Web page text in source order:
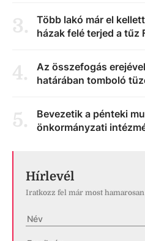
3.
Több lakó már el
házak felé terjed a tűz
4.
Az összefogás
határában tomboló
5.
Bevezetik a pénteki
önkormányzati
Hírlevél
Iratkozz fel már most